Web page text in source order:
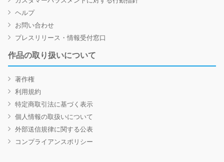
ヘルプ
お問い合わせ
プレスリリース・情報受付窓口
作品の取り扱いについて
著作権
利用規約
特定商取引法に基づく表示
個人情報の取扱いについて
外部送信規律に関する公表
コンプライアンスポリシー